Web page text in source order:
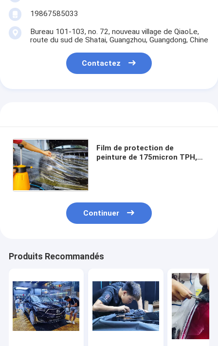
19867585033
Bureau 101-103, no. 72, nouveau village de QiaoLe,
route du sud de Shatai, Guangzhou, Guangdong, Chine
Contactez
Film de protection de
peinture de 175micron TPH,
Continuer
Produits Recommandés